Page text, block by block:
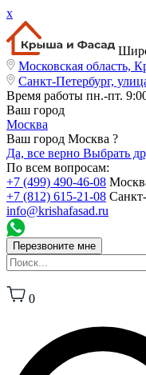
x
Московская область,
Санкт-Петербург,
Время работы пн.-пт.
Ваш город
Москва
Ваш город Москва ?
Да, все верно Выбрать
По всем вопросам:
+7 (499) 490-46-08
+7 (812) 615-21-08
info@krishafasad.ru
Перезвоните мне
0